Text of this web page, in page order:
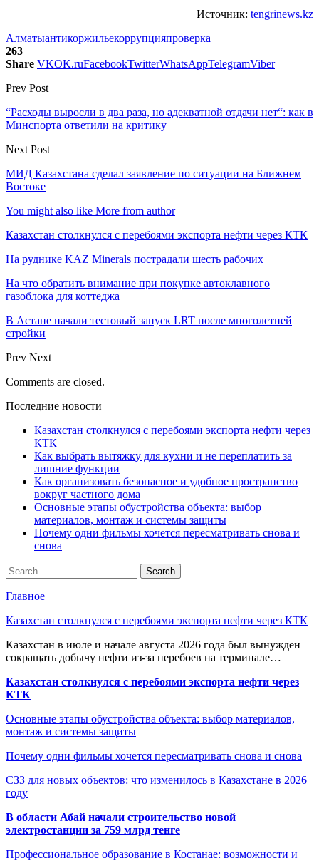
Источник: tengrinews.kz
Алматыантикоржильекоррупцияпроверка
263
Share VKOK.ruFacebookTwitterWhatsAppTelegramViber
Prev Post
“Расходы выросли в два раза, но адекватной отдачи нет“: как в
Минспорта ответили на критику
Next Post
МИД Казахстана сделал заявление по ситуации на Ближнем
Востоке
You might also like More from author
Казахстан столкнулся с перебоями экспорта нефти через КТК
На руднике KAZ Minerals пострадали шесть рабочих
На что обратить внимание при покупке автоклавного
газоблока для коттеджа
В Астане начали тестовый запуск LRT после многолетней
стройки
Prev Next
Comments are closed.
Последние новости
Казахстан столкнулся с перебоями экспорта нефти через
КТК
Как выбрать вытяжку для кухни и не переплатить за
лишние функции
Как организовать безопасное и удобное пространство
вокруг частного дома
Основные этапы обустройства объекта: выбор
материалов, монтаж и системы защиты
Почему одни фильмы хочется пересматривать снова и
снова
Главное
Казахстан столкнулся с перебоями экспорта нефти через КТК
Казахстан в июле и начале августа 2026 года был вынужден
сокращать добычу нефти из-за перебоев на терминале…
Казахстан столкнулся с перебоями экспорта нефти через
КТК
Основные этапы обустройства объекта: выбор материалов,
монтаж и системы защиты
Почему одни фильмы хочется пересматривать снова и снова
СЗЗ для новых объектов: что изменилось в Казахстане в 2026
году
В области Абай начали строительство новой
электростанции за 759 млрд тенге
Профессиональное образование в Костанае: возможности и